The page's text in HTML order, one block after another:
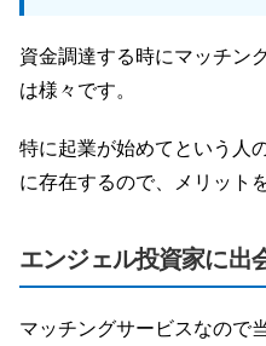
資金調達する時にマッチン
は様々です。
特に起業が始めてという人
に存在するので、メリット
エンジェル投資家に出
マッチングサービスなので